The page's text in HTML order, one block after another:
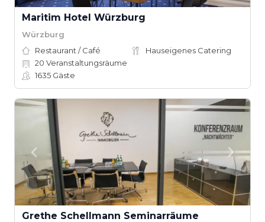
Maritim Hotel Würzburg
Würzburg
Restaurant / Café
Hauseigenes Catering
20 Veranstaltungsräume
1635 Gäste
Grethe Schellmann Seminarräume